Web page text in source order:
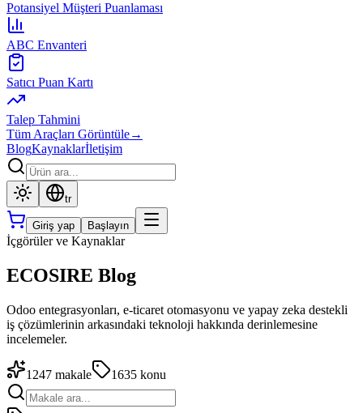
Potansiyel Müşteri Puanlaması
ABC Envanteri
Satıcı Puan Kartı
Talep Tahmini
Tüm Araçları Görüntüle→
BlogKaynaklarİletişim
tr
Giriş yap Başlayın
İçgörüler ve Kaynaklar
ECOSIRE Blog
Odoo entegrasyonları, e-ticaret otomasyonu ve yapay zeka destekli
iş çözümlerinin arkasındaki teknoloji hakkında derinlemesine
incelemeler.
1247 makale 1635 konu